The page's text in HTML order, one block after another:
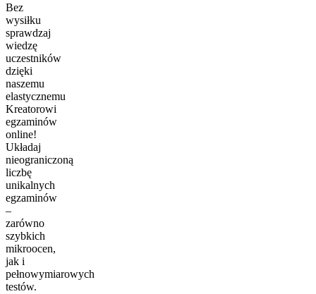
Bez
wysiłku
sprawdzaj
wiedzę
uczestników
dzięki
naszemu
elastycznemu
Kreatorowi
egzaminów
online!
Układaj
nieograniczoną
liczbę
unikalnych
egzaminów
–
zarówno
szybkich
mikroocen,
jak i
pełnowymiarowych
testów.